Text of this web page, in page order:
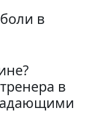
в
в